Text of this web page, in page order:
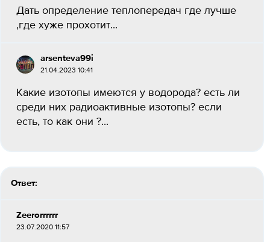
Дать определение теплопередач где лучше
,где хуже прохотит...
arsenteva99i
21.04.2023 10:41
Какие изотопы имеются у водорода? есть ли
среди них радиоактивные изотопы? если
есть, то как они ?...
Ответ:
Zeerorrrrrr
23.07.2020 11:57